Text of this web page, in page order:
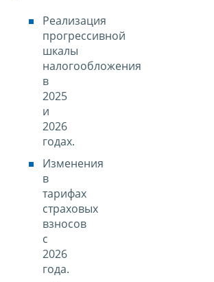
Реализация
прогрессивной
шкалы
налогообложения
в
2025
и
2026
годах.
Изменения
в
тарифах
страховых
взносов
с
2026
года.